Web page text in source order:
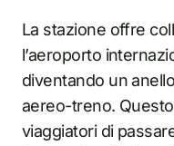
La stazione offre
l’aeroporto
diventando un
aereo-treno.
viaggiatori di